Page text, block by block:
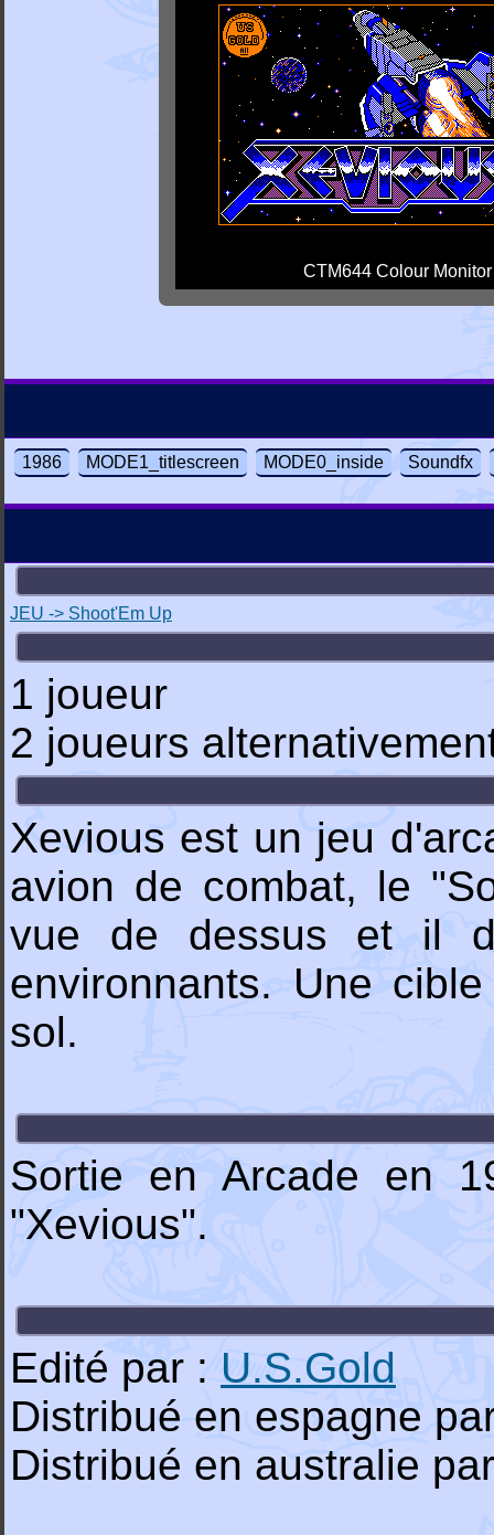
CTM644 Colour Monitor
1986 MODE1_titlescreen MODE0_inside Soundfx
JEU -> Shoot'Em Up
1 joueur
2 joueurs
Xevious est un jeu
avion de combat, le
vue de dessus et il
environnants. Une
sol.
Sortie en Arcade en
"Xevious".
Edité par : U.S.Gold
Distribué en espagne
Distribué en australie